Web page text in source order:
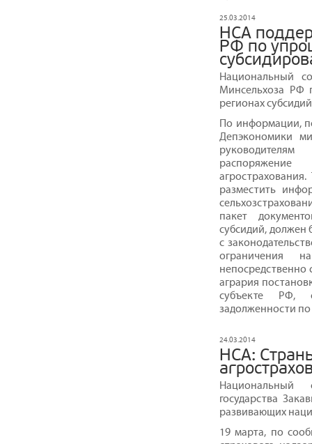
25.03.2014
НСА
РФ по
Национальный
Минсельхоза РФ
регионах
По информации,
Депэкономики
разместить
пакет
субсидий, должен
с
ограничения
непосредственно
агрария
субъекте РФ,
задолженности по
24.03.2014
НСА:
Национальный
государства
развивающих
19 марта, по